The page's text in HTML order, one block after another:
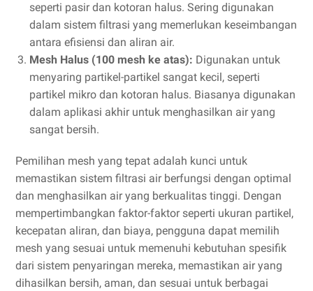
seperti pasir dan kotoran halus. Sering digunakan
dalam sistem filtrasi yang memerlukan keseimbangan
antara efisiensi dan aliran air.
Mesh Halus (100 mesh ke atas): Digunakan untuk
menyaring partikel-partikel sangat kecil, seperti
partikel mikro dan kotoran halus. Biasanya digunakan
dalam aplikasi akhir untuk menghasilkan air yang
sangat bersih.
Pemilihan mesh yang tepat adalah kunci untuk
memastikan sistem filtrasi air berfungsi dengan optimal
dan menghasilkan air yang berkualitas tinggi. Dengan
mempertimbangkan faktor-faktor seperti ukuran partikel,
kecepatan aliran, dan biaya, pengguna dapat memilih
mesh yang sesuai untuk memenuhi kebutuhan spesifik
dari sistem penyaringan mereka, memastikan air yang
dihasilkan bersih, aman, dan sesuai untuk berbagai